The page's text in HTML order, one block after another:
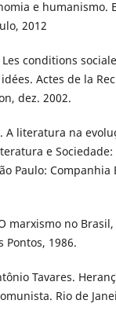
e humanismo.
2012
Les conditions
Actes de la
dez. 2002.
A literatura na
e
Paulo: Companhia
marxismo no
Pontos, 1986.
Tavares.
Rio de